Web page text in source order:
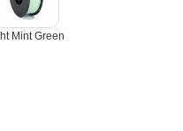
Mint Green